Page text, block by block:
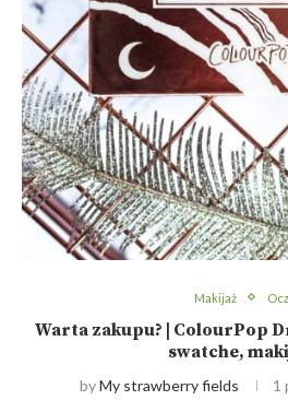
Makijaż
Warta zakupu? | ColourPop
swatche,
byMy strawberry fields 1